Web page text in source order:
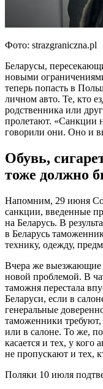
Фото: strazgraniczna.pl
Беларусы,
новыми
теперь попасть в
личном авто. Те, кто
родственника или
пролетают. «Санкции
говорили они. Оно и
Обувь,
тоже должно
Напомним, 29 июня
санкции, введенные
на Беларусь. В
в Беларусь
технику, одежду,
Вчера же выезжающие
новой проблемой. В
таможня перестала
Беларуси, если в
генеральные
таможенники
или в салоне. То же,
касается и тех, у
не пропускают и тех,
Поляки 10 июля